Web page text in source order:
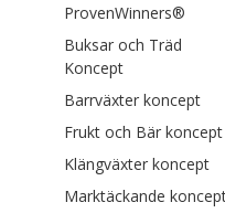
ProvenWinners®
Buksar och Träd
Koncept
Barrväxter koncept
Frukt och Bär koncept
Klängväxter koncept
Marktäckande